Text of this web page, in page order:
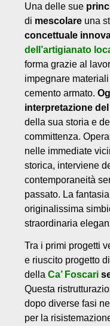
Una delle sue
di mescolare una
concettuale
dell’artigianato
forma grazie al
impegnare
cemento armato.
interpretazione
della sua storia e
committenza.
nelle immediate
storica, interviene
contemporaneità
passato. La
originalissima
straordinaria
Tra i primi progetti
e riuscito progetto
della Ca’ Foscari
Questa
dopo diverse fasi
per la